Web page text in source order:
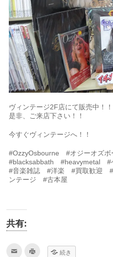
ヴィンテージ2F店にて販売中！！
是非、ご来店下さい！！
今すぐヴィンテージへ！！
#OzzyOsbourne #オジーオズ
#blacksabbath #heavymetal
#音楽雑誌 #洋楽 #買取歓迎 #
ンテージ #古本屋
共有:
続き